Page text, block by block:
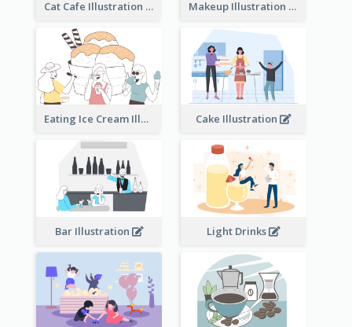
Cat Cafe Illustration Makeup Illustration
Eating Ice Cream Illustration Cake Illustration
Bar Illustration Light Drinks